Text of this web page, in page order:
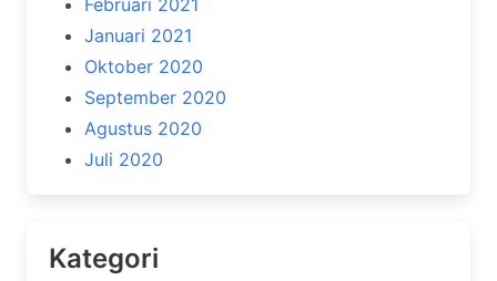
Februari 2021
Januari 2021
Oktober 2020
September 2020
Agustus 2020
Juli 2020
Kategori